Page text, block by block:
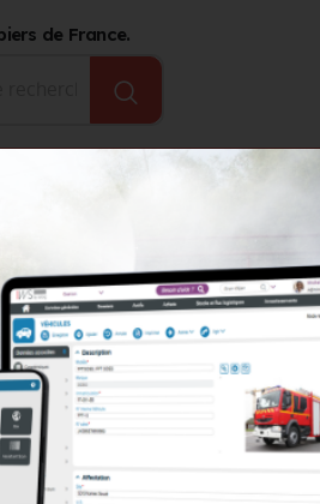
de France.
LANCO
FRZ PRO